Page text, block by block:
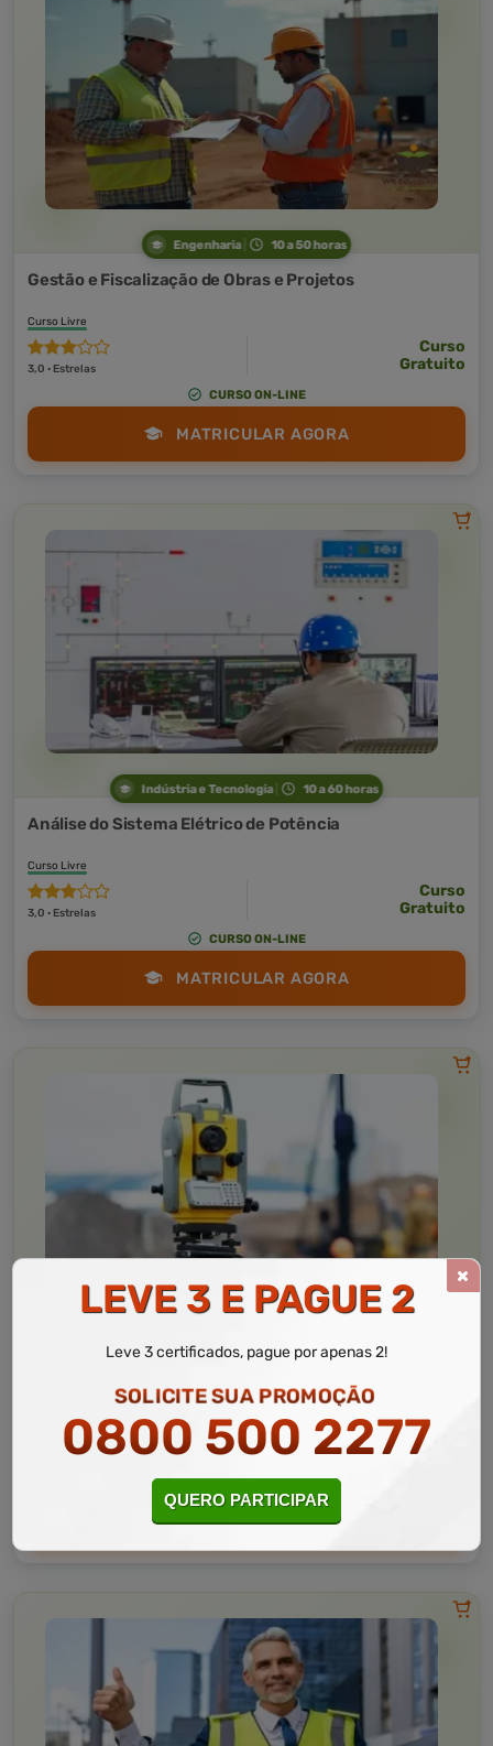
Engenharia 10 a 50 horas
Gestão e Fiscalização de Obras e Projetos
Curso Livre
3,0 · Estrelas
Curso
Gratuito
CURSO ON-LINE
MATRICULAR AGORA
Indústria e Tecnologia 10 a 60 horas
Análise do Sistema Elétrico de Potência
Curso Livre
3,0 · Estrelas
Curso
Gratuito
CURSO ON-LINE
MATRICULAR AGORA
3,0 · Estrelas
Curso
Gratuito
CURSO ON-LINE
MATRICULAR AGORA
LEVE 3 E PAGUE 2
Leve 3 certificados, pague por apenas 2!
SOLICITE SUA PROMOÇÃO
0800 500 2277
QUERO PARTICIPAR